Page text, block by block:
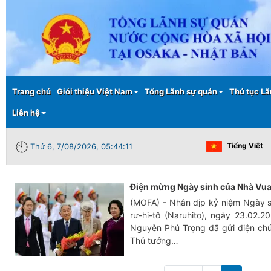
Main menu
Trang chủ Giới thiệu Việt Nam Tổng Lãnh sự quán Thủ tục
Liên hệ
Thứ 6, 7/08/2026, 05:44:11 Tiếng Việt
Điện mừng Ngày sinh của Nhà
(MOFA) - Nhân dịp kỷ niệm Ngày
rư-hi-tô (Naruhito), ngày
Nguyễn Phú Trọng đã gửi điện
Thủ tướng…